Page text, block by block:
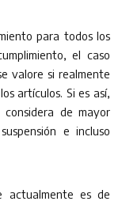
para todos los
el caso
valore si realmente
artículos. Si es así,
de mayor
e incluso
actualmente es de